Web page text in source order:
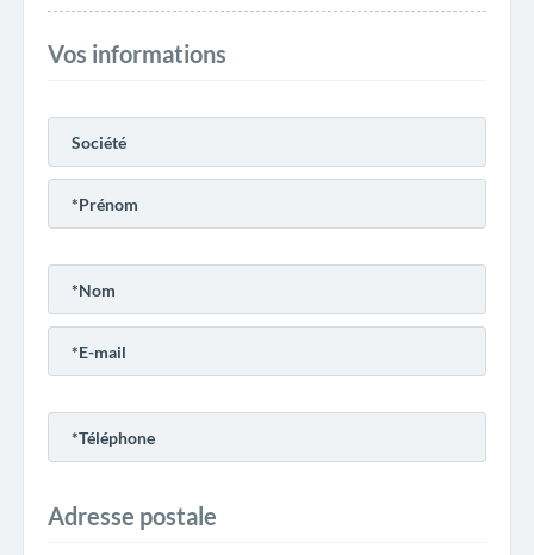
Vos informations
Adresse postale